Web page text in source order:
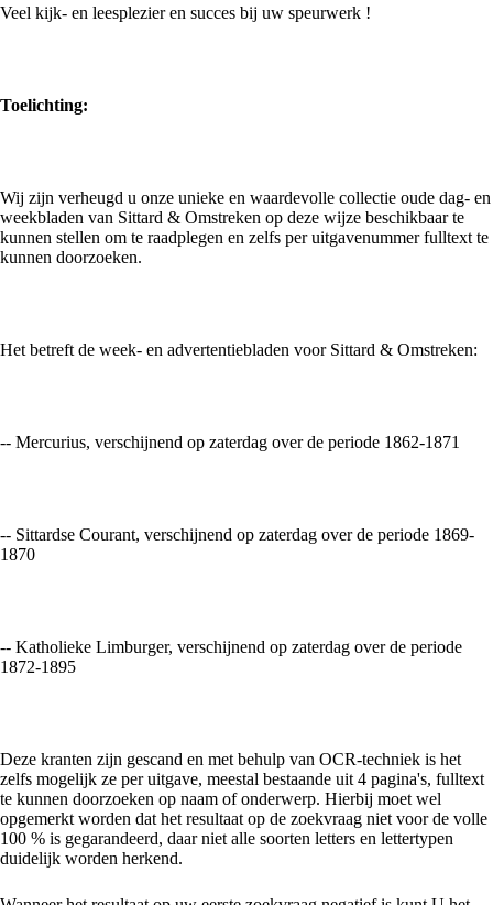
Veel kijk- en leesplezier en succes bij uw speurwerk !
Toelichting:
Wij zijn verheugd u onze unieke en waardevolle collectie oude dag- en
weekbladen van Sittard & Omstreken op deze wijze beschikbaar te
kunnen stellen om te raadplegen en zelfs per uitgavenummer fulltext te
kunnen doorzoeken.
Het betreft de week- en advertentiebladen voor Sittard & Omstreken:
-- Mercurius, verschijnend op zaterdag over de periode 1862-1871
-- Sittardse Courant, verschijnend op zaterdag over de periode 1869-
1870
-- Katholieke Limburger, verschijnend op zaterdag over de periode
1872-1895
Deze kranten zijn gescand en met behulp van OCR-techniek is het
zelfs mogelijk ze per uitgave, meestal bestaande uit 4 pagina's, fulltext
te kunnen doorzoeken op naam of onderwerp. Hierbij moet wel
opgemerkt worden dat het resultaat op de zoekvraag niet voor de volle
100 % is gegarandeerd, daar niet alle soorten letters en lettertypen
duidelijk worden herkend.